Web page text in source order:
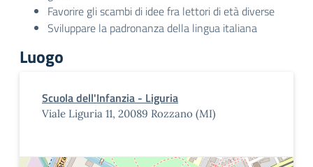
Favorire gli scambi di idee fra lettori di età diverse
Sviluppare la padronanza della lingua italiana
Luogo
Scuola dell'Infanzia - Liguria
Viale Liguria 11, 20089 Rozzano (MI)